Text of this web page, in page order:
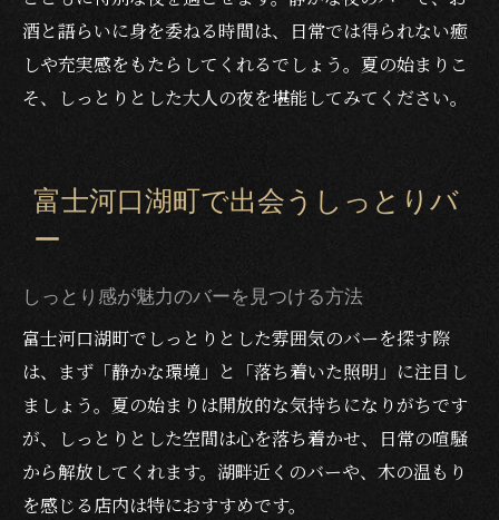
酒と語らいに身を委ねる時間は、日常では得られない癒
しや充実感をもたらしてくれるでしょう。夏の始まりこ
そ、しっとりとした大人の夜を堪能してみてください。
富士河口湖町で出会うしっとりバ
ー
しっとり感が魅力のバーを見つける方法
富士河口湖町でしっとりとした雰囲気のバーを探す際
は、まず「静かな環境」と「落ち着いた照明」に注目し
ましょう。夏の始まりは開放的な気持ちになりがちです
が、しっとりとした空間は心を落ち着かせ、日常の喧騒
から解放してくれます。湖畔近くのバーや、木の温もり
を感じる店内は特におすすめです。